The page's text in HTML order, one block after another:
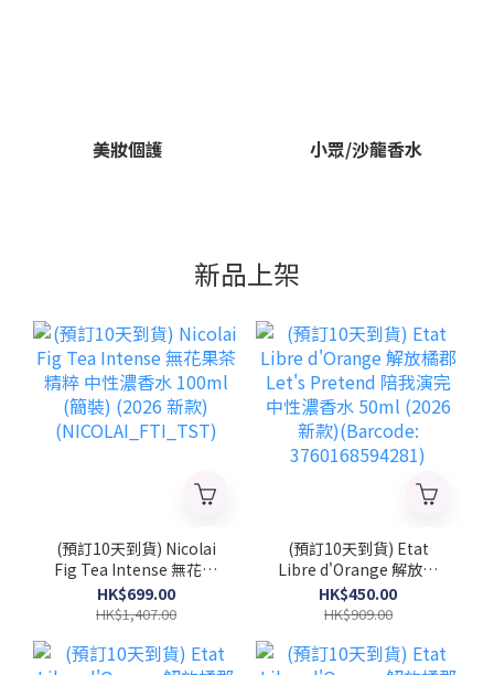
美妝個護 小眾/沙龍香水
新品上架
(預訂10天到貨) Nicolai
Fig Tea Intense 無花果
茶精粹 中性濃香水
100ml (簡裝) (2026 新
HK$699.00
HK$1,407.00
(預訂10天到貨) Etat
Libre d'Orange 解放橘
郡 Let's Pretend 陪我演
完 中性濃香水 50ml
3760168594281)
HK$450.00
HK$909.00